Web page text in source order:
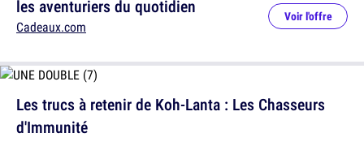
Les trucs à retenir de Koh-Lanta : Les Chasseurs
d'Immunité
les aventuriers du quotidien
Cadeaux.com
Voir l'offre